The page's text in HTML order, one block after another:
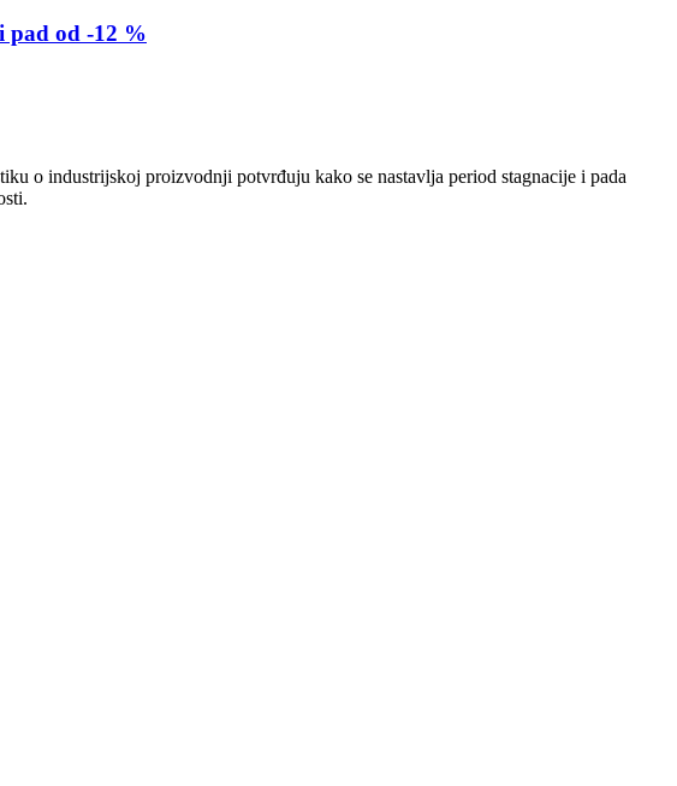
od -12 %
o industrijskoj proizvodnji potvrđuju kako se nastavlja period stagnacije i pada